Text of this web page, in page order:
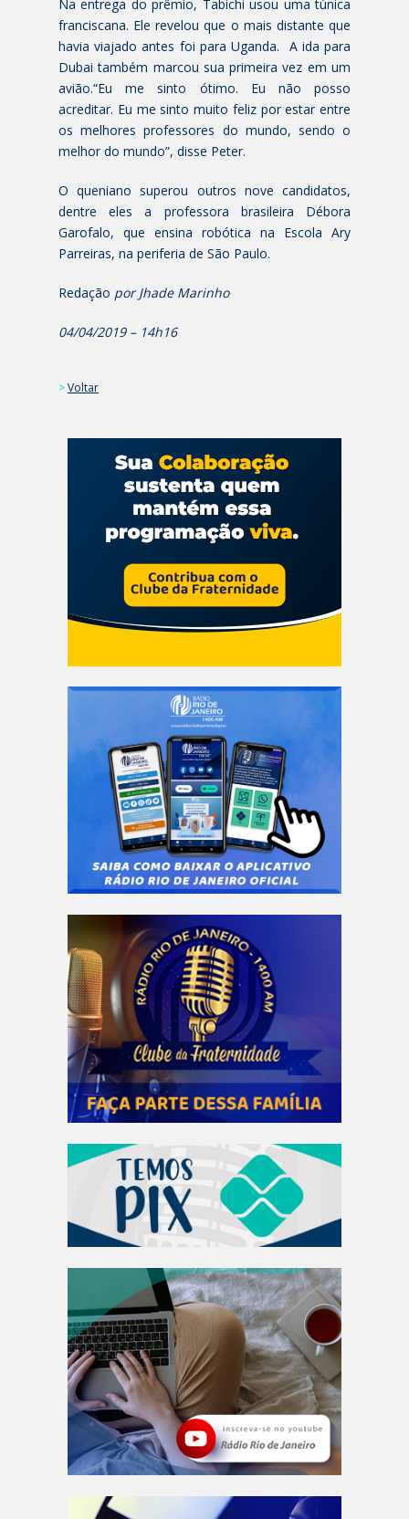
Na entrega do prêmio, Tabichi usou uma túnica
franciscana. Ele revelou que o mais distante que
havia viajado antes foi para Uganda. A ida para
Dubai também marcou sua primeira vez em um
avião.“Eu me sinto ótimo. Eu não posso
acreditar. Eu me sinto muito feliz por estar entre
os melhores professores do mundo, sendo o
melhor do mundo”, disse Peter.
O queniano superou outros nove candidatos,
dentre eles a professora brasileira Débora
Garofalo, que ensina robótica na Escola Ary
Parreiras, na periferia de São Paulo.
Redação por Jhade Marinho
04/04/2019 – 14h16
>Voltar